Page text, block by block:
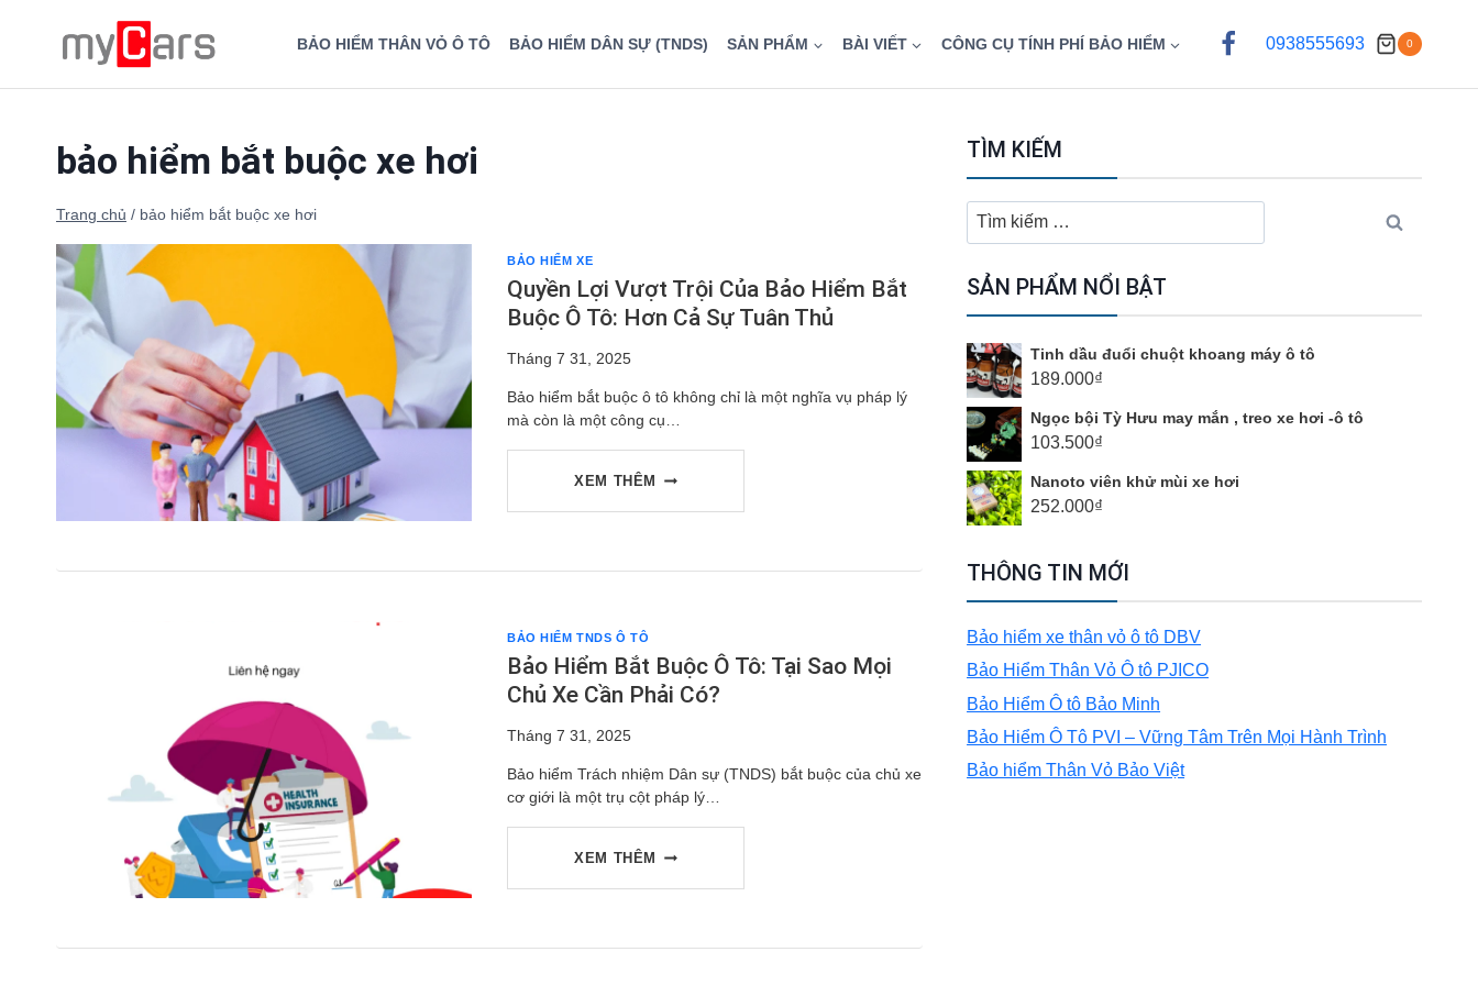
BẢO HIỂM THÂN VỎ Ô TÔ BẢO HIỂM DÂN SỰ (TNDS) SẢN PHẨM BÀI VIẾT CÔNG CỤ TÍNH PHÍ BẢO HIỂM 0938555693 0
bảo hiểm bắt buộc xe hơi
Trang chủ / bảo hiểm bắt buộc xe hơi
BẢO HIỂM XE
Quyền Lợi Vượt Trội Của Bảo Hiểm Bắt
Buộc Ô Tô: Hơn Cả Sự Tuân Thủ
Tháng 7 31, 2025
Bảo hiểm bắt buộc ô tô không chỉ là một nghĩa vụ pháp lý
mà còn là một công cụ…
XEM THÊM QUYỀN
TRỘI
BẢO
BẢO HIỂM TNDS Ô TÔ
Bảo Hiểm Bắt Buộc Ô Tô: Tại Sao Mọi
Chủ Xe Cần Phải Có?
Tháng 7 31, 2025
Bảo hiểm Trách nhiệm Dân sự (TNDS) bắt buộc của chủ xe
cơ giới là một trụ cột pháp lý…
XEM THÊM BẢO
TÌM KIẾM
Tìm
kiếm
SẢN PHẨM NỔI BẬT
Tinh dầu đuổi chuột khoang máy ô tô
189.000₫
Ngọc bội Tỳ Hưu may mắn , treo xe hơi -ô tô
103.500₫
Nanoto viên khử mùi xe hơi
252.000₫
THÔNG TIN MỚI
Bảo hiểm xe thân vỏ ô tô DBV
Bảo Hiểm Thân Vỏ Ô tô PJICO
Bảo Hiểm Ô tô Bảo Minh
Bảo Hiểm Ô Tô PVI – Vững Tâm Trên Mọi Hành Trình
Bảo hiểm Thân Vỏ Bảo Việt